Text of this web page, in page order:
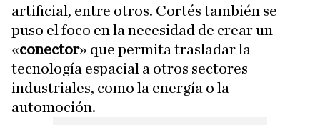
artificial, entre otros. Cortés también se
puso el foco en la necesidad de crear un
«conector» que permita trasladar la
tecnología espacial a otros sectores
industriales, como la energía o la
automoción.